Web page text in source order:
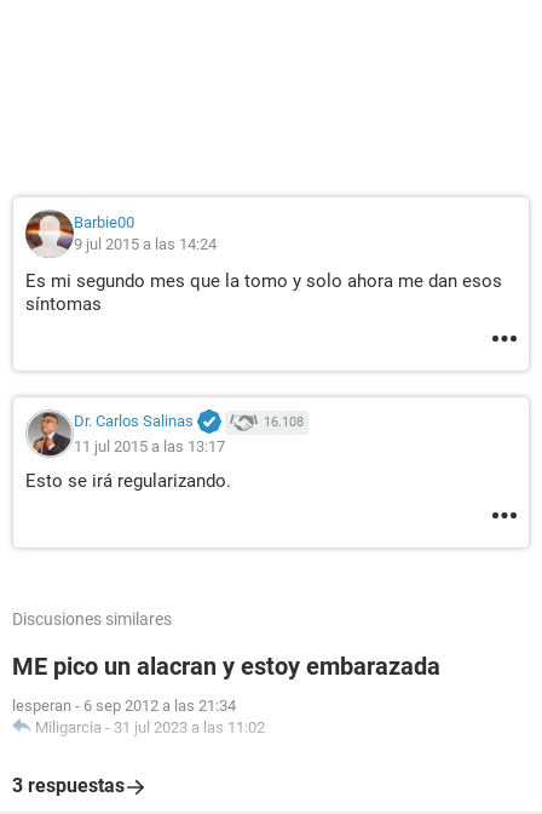
Barbie00
9 jul 2015 a las 14:24
Es mi segundo mes que la tomo y solo ahora me dan esos
síntomas
Dr. Carlos Salinas 16.108
11 jul 2015 a las 13:17
Esto se irá regularizando.
Discusiones similares
ME pico un alacran y estoy embarazada
lesperan - 6 sep 2012 a las 21:34
Miligarcia - 31 jul 2023 a las 11:02
3 respuestas